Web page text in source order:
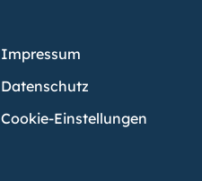
Impressum
Datenschutz
Cookie-Einstellungen